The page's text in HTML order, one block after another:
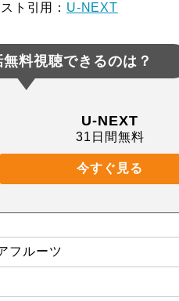
ト引用： U-NEXT
料視聴できるのは？
U-NEXT
31日間無料
今すぐ見る
フルーツ